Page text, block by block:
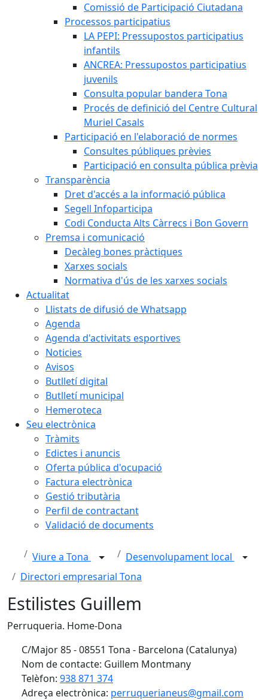
Comissió de Participació Ciutadana
Processos participatius
LA PEPI: Pressupostos participatius
infantils
ANCREA: Pressupostos participatius
juvenils
Consulta popular bandera Tona
Procés de definició del Centre Cultural
Muriel Casals
Participació en l'elaboració de normes
Consultes públiques prèvies
Participació en consulta pública prèvia
Transparència
Dret d'accés a la informació pública
Segell Infoparticipa
Codi Conducta Alts Càrrecs i Bon Govern
Premsa i comunicació
Decàleg bones pràctiques
Xarxes socials
Normativa d'ús de les xarxes socials
Actualitat
Llistats de difusió de Whatsapp
Agenda
Agenda d'activitats esportives
Noticies
Avisos
Butlletí digital
Butlletí municipal
Hemeroteca
Seu electrònica
Tràmits
Edictes i anuncis
Oferta pública d'ocupació
Factura electrònica
Gestió tributària
Perfil de contractant
Validació de documents
Viure a Tona
Desenvolupament local
Directori empresarial Tona
Estilistes Guillem
Perruqueria. Home-Dona
C/Major 85 - 08551 Tona - Barcelona (Catalunya)
Nom de contacte: Guillem Montmany
Telèfon: 938 871 374
Adreça electrònica: perruquerianeus@gmail.com